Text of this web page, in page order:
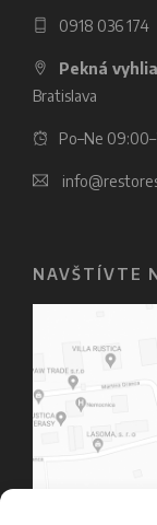
0918 036 174
Pekná
Bratislava
Po–Ne
NAVŠTÍVTE